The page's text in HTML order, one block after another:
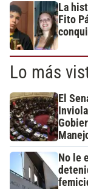
La
Fito
Lo más
El
No le